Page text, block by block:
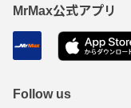
MrMax公式アプリ
Follow us